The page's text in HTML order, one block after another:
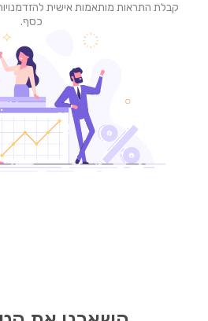
קבלת התראות מותאמות אישית
כסף.